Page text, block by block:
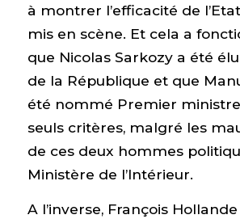
à montrer l’efficacité de
mis en scène. Et cela a
que Nicolas Sarkozy a été
de la République et que
été nommé Premier
seuls critères, malgré les
de ces deux hommes
Ministère de l’Intérieur.
A l’inverse, François